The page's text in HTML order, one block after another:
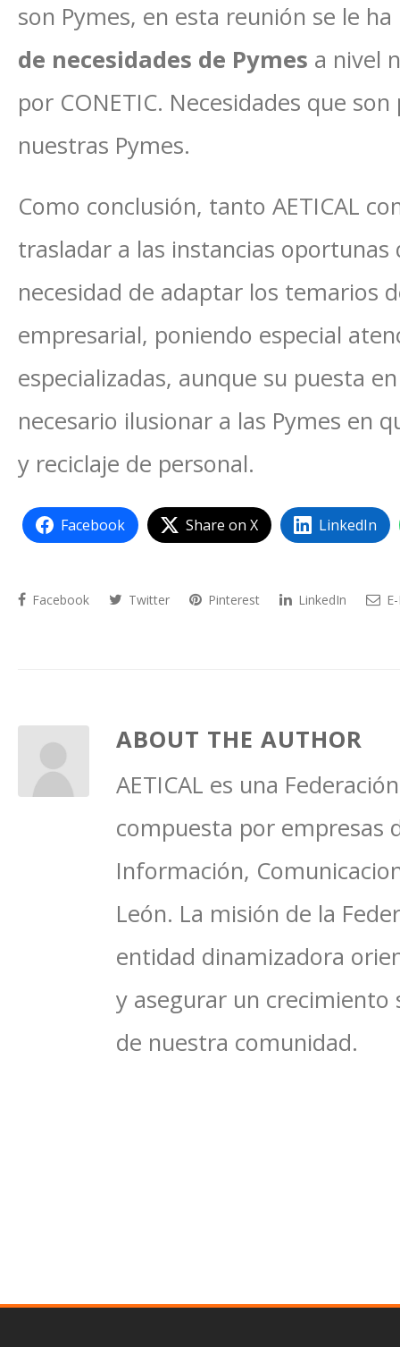
son Pymes, en esta reunión se le
de necesidades de Pymes a nivel
por CONETIC. Necesidades que
nuestras Pymes.
Como conclusión, tanto AETICAL
trasladar a las instancias oportunas
necesidad de adaptar los temarios
empresarial, poniendo especial
especializadas, aunque su puesta
necesario ilusionar a las Pymes en
y reciclaje de personal.
Facebook Share on X LinkedIn
Facebook Twitter Pinterest LinkedIn
ABOUT THE AUTHOR
AETICAL es una
compuesta por empresas
Información,
León. La misión de la
entidad dinamizadora
y asegurar un crecimiento
de nuestra comunidad.